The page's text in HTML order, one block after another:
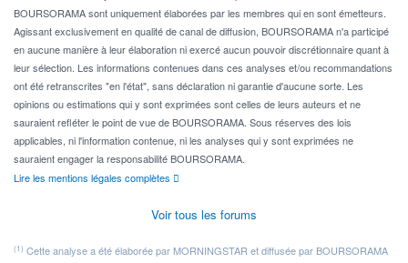
BOURSORAMA sont uniquement élaborées par les membres qui en sont émetteurs.
Agissant exclusivement en qualité de canal de diffusion, BOURSORAMA n'a participé
en aucune manière à leur élaboration ni exercé aucun pouvoir discrétionnaire quant à
leur sélection. Les informations contenues dans ces analyses et/ou recommandations
ont été retranscrites "en l'état", sans déclaration ni garantie d'aucune sorte. Les
opinions ou estimations qui y sont exprimées sont celles de leurs auteurs et ne
sauraient refléter le point de vue de BOURSORAMA. Sous réserves des lois
applicables, ni l'information contenue, ni les analyses qui y sont exprimées ne
sauraient engager la responsabilité BOURSORAMA.
Lire les mentions légales complètes
Voir tous les forums
(1) Cette analyse a été élaborée par MORNINGSTAR et diffusée par BOURSORAMA